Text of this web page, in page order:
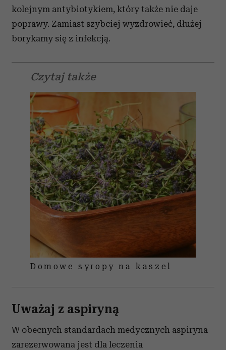
kolejnym antybiotykiem, który także nie daje
poprawy. Zamiast szybciej wyzdrowieć, dłużej
borykamy się z infekcją.
Czytaj także
Domowe syropy na kaszel
Uważaj z aspiryną
W obecnych standardach medycznych aspiryna
zarezerwowana jest dla leczenia